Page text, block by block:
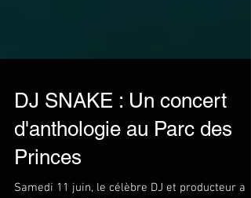
DJ SNAKE : Un concert
d'anthologie au Parc des